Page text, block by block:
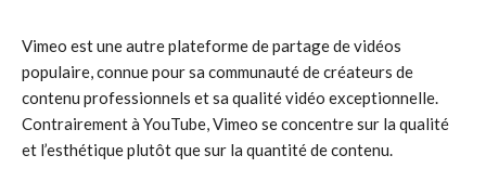
Vimeo est une autre plateforme de partage de vidéos
populaire, connue pour sa communauté de créateurs de
contenu professionnels et sa qualité vidéo exceptionnelle.
Contrairement à YouTube, Vimeo se concentre sur la qualité
et l’esthétique plutôt que sur la quantité de contenu.